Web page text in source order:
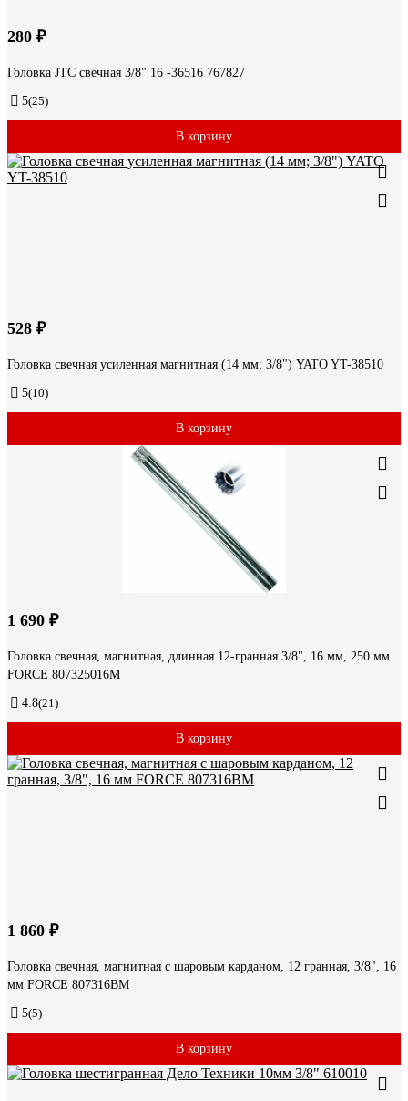
280 ₽
Головка JTC свечная 3/8" 16 -36516 767827
5(25)
В корзину
528 ₽
Головка свечная усиленная магнитная (14 мм; 3/8") YATO YT-38510
5(10)
В корзину
1 690 ₽
Головка свечная, магнитная, длинная 12-гранная 3/8", 16 мм, 250 мм
FORCE 807325016M
4.8(21)
В корзину
1 860 ₽
Головка свечная, магнитная с шаровым карданом, 12 гранная, 3/8", 16
мм FORCE 807316BM
5(5)
В корзину